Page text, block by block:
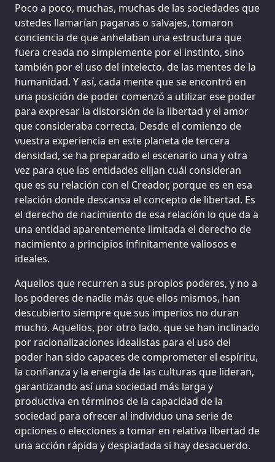
Poco a poco, muchas, muchas de las sociedades que
ustedes llamarían paganas o salvajes, tomaron
conciencia de que anhelaban una estructura que
fuera creada no simplemente por el instinto, sino
también por el uso del intelecto, de las mentes de la
humanidad. Y así, cada mente que se encontró en
una posición de poder comenzó a utilizar ese poder
para expresar la distorsión de la libertad y el amor
que consideraba correcta. Desde el comienzo de
vuestra experiencia en este planeta de tercera
densidad, se ha preparado el escenario una y otra
vez para que las entidades elijan cuál consideran
que es su relación con el Creador, porque es en esa
relación donde descansa el concepto de libertad. Es
el derecho de nacimiento de esa relación lo que da a
una entidad aparentemente limitada el derecho de
nacimiento a principios infinitamente valiosos e
ideales.
Aquellos que recurren a sus propios poderes, y no a
los poderes de nadie más que ellos mismos, han
descubierto siempre que sus imperios no duran
mucho. Aquellos, por otro lado, que se han inclinado
por racionalizaciones idealistas para el uso del
poder han sido capaces de comprometer el espíritu,
la confianza y la energía de las culturas que lideran,
garantizando así una sociedad más larga y
productiva en términos de la capacidad de la
sociedad para ofrecer al individuo una serie de
opciones o elecciones a tomar en relativa libertad de
una acción rápida y despiadada si hay desacuerdo.